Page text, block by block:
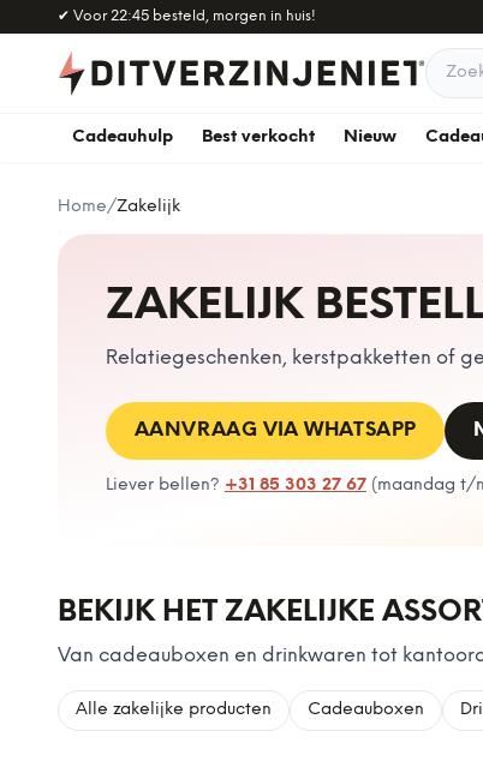
Naar hoofdinhoud
✔ Voor 22:45 besteld, morgen in huis!
Zoek
Cadeauhulp Best verkocht Nieuw
Home/Zakelijk
ZAKELIJK
Relatiegeschenken, kerstpakketten of
AANVRAAG VIA WHATSAPP
Liever bellen? +31 85 303 27 67 ( maandag t/
BEKIJK HET ZAKELIJKE
Van cadeauboxen en drinkwaren tot
Alle zakelijke producten Cadeauboxen